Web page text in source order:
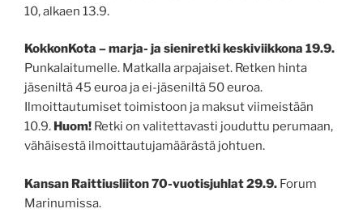
10, alkaen 13.9.
KokkonKota – marja- ja sieniretki keskiviikkona 19.9.
Punkalaitumelle. Matkalla arpajaiset. Retken hinta
jäseniltä 45 euroa ja ei-jäseniltä 50 euroa.
Ilmoittautumiset toimistoon ja maksut viimeistään
10.9. Huom! Retki on valitettavasti jouduttu perumaan,
vähäisestä ilmoittautujamäärästä johtuen.
Kansan Raittiusliiton 70-vuotisjuhlat 29.9. Forum
Marinumissa.